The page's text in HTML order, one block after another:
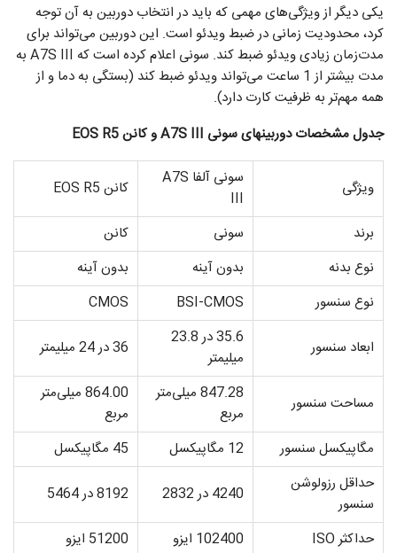
یکی دیگر از ویژگی‌های مهمی که باید در انتخاب دوربین به آن توجه
کرد، محدودیت زمانی در ضبط ویدئو است. این دوربین می‌تواند برای
مدت‌زمان زیادی ویدئو ضبط کند. سونی اعلام کرده است که A7S III به
مدت بیشتر از 1 ساعت می‌تواند ویدئو ضبط کند (بستگی به دما و از
همه مهم‌تر به ظرفیت کارت دارد).
جدول مشخصات دوربین­های سونی A7S IIIو کاننEOS R5
ویژگی
سونی آلفا A7S
III
کانن EOS R5
برند سونی
کانن
نوع بدنه
بدون آینه
بدون آینه
نوع سنسور
BSI-CMOS
CMOS
ابعاد سنسور
35.6 در 23.8
میلی­متر
36 در 24 میلی­متر
مساحت سنسور
847.28 میلی‌متر
مربع
864.00 میلی‌متر
مربع
مگاپیکسل سنسور
12 مگاپیکسل
45 مگاپیکسل
حداقل رزولوشن
سنسور
4240 در 2832 8192 در 5464
حداکثر ISO 102400 ایزو
51200 ایزو